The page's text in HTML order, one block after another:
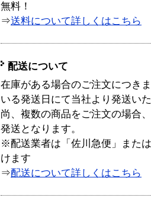
無料！
⇒送料について詳しくはこちら
配送について
在庫がある場合のご注文につき
いる発送日にて当社より発送い
尚、複数の商品をご注文の場合
発送となります。
※配送業者は「佐川急便」また
けます
⇒配送について詳しくはこちら